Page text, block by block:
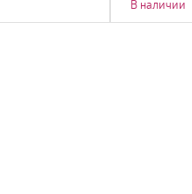
В наличии